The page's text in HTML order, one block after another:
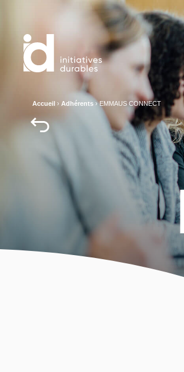
Accueil › Adhérents ›EMMAUS CONNECT